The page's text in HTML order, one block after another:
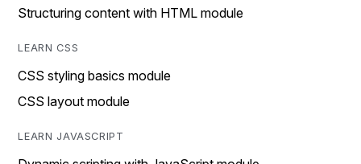
Structuring content with HTML module
LEARN CSS
CSS styling basics module
CSS layout module
LEARN JAVASCRIPT